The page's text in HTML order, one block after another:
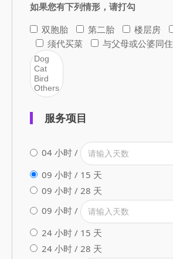
如果您有下列情形，请打勾
双胞胎
第二胎 楼层房
须代买菜
与父母或公婆同住
服务项目
04 小时 /
09 小时 / 15 天
09 小时 / 28 天
09 小时 /
24 小时 / 15 天
24 小时 / 28 天